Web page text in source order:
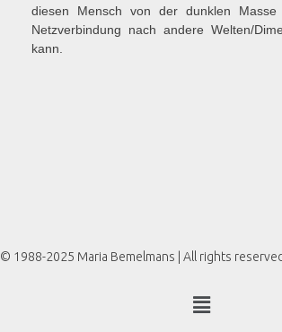
diesen Mensch von der dunklen
Netzverbindung nach andere Welten/
kann.
© 1988-2025 Maria Bemelmans | All rights reserved